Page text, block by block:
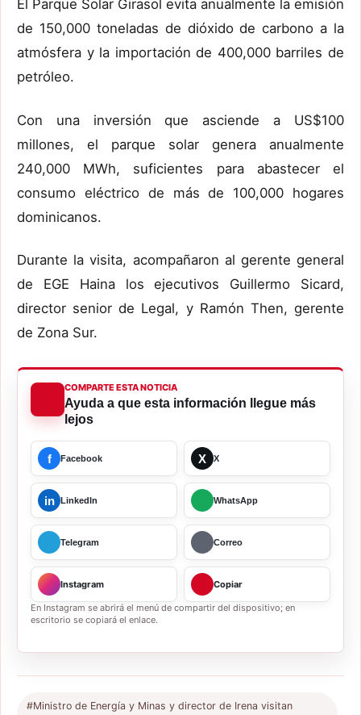
El Parque Solar Girasol evita anualmente la emisión
de 150,000 toneladas de dióxido de carbono a la
atmósfera y la importación de 400,000 barriles de
petróleo.
Con una inversión que asciende a US$100
millones, el parque solar genera anualmente
240,000 MWh, suficientes para abastecer el
consumo eléctrico de más de 100,000 hogares
dominicanos.
Durante la visita, acompañaron al gerente general
de EGE Haina los ejecutivos Guillermo Sicard,
director senior de Legal, y Ramón Then, gerente
de Zona Sur.
COMPARTE ESTA NOTICIA
Ayuda a que esta información llegue más
lejos
f Facebook X X
in LinkedIn WhatsApp
Telegram Correo
Instagram Copiar
En Instagram se abrirá el menú de compartir del dispositivo; en
escritorio se copiará el enlace.
#Ministro de Energía y Minas y director de Irena visitan